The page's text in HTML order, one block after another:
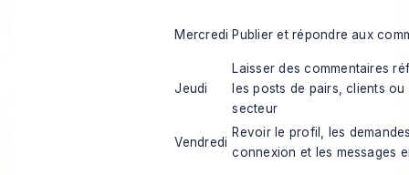
Mercredi Publier et répondre aux
Jeudi
Laisser des commentaires
les posts de pairs, clients
secteur
Vendredi
Revoir le profil, les
connexion et les messages